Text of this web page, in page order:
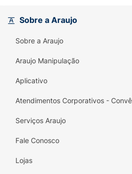
limpeza suave e eficiente
natureza do seu cabelo.
dos danos em cabelos
quebradiços.
Hidratação Intensa:
ressecamento de forma
Força e Resistência:
Sobre a Araujo
Sobre a Araujo
Araujo Manipulação
Aplicativo
Atendimentos Corporativos -
Serviços Araujo
Fale Conosco
Lojas